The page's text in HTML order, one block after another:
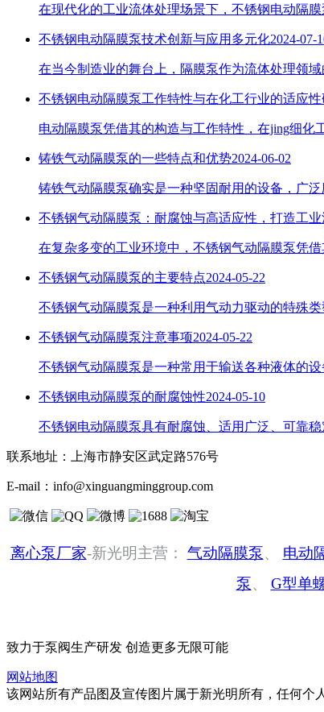
在现代化的工业流体处理场景下，不锈钢电动隔
不锈钢电动隔膜泵技术创新与应用多元化2024-07-
在当今制造业的舞台上，隔膜泵作为流体处理领
不锈钢电动隔膜泵工作特性与在化工行业的适应性
电动隔膜泵凭借其的构造与工作特性，在jing细
铸铁气动隔膜泵的一些特点和优势2024-06-02
铸铁气动隔膜泵确实是一种坚固耐用的设备，广
不锈钢气动隔膜泵：耐腐蚀与高适应性，打造工
在复杂多变的工业环境中，不锈钢气动隔膜泵凭
不锈钢气动隔膜泵的主要特点2024-05-22
不锈钢气动隔膜泵是一种利用气动力驱动的特殊
不锈钢气动隔膜泵注意事项2024-05-22
不锈钢气动隔膜泵是一种常用于输送各种液体的
不锈钢电动隔膜泵的耐腐蚀性2024-05-10
不锈钢电动隔膜泵具有耐腐蚀、适用广泛、可靠
联系地址： 上海市静安区武定路576号
E-mail： info@xinguangminggroup.com
离心泵厂家-新光明主营： 气动隔膜泵、 电动
泵、 G型单
致力于泵阀生产研发 创造更多无限可能
网站地图
该网站所有产品图及宣传图片属于新光明所有，任何个